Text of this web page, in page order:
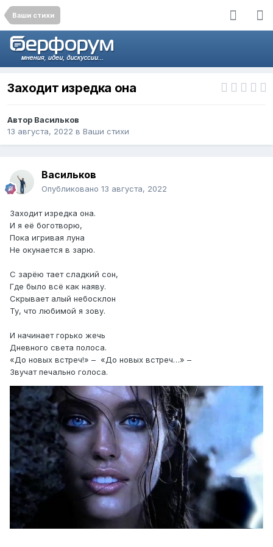
Ваши стихи
Заходит изредка она
Автор Васильков
13 августа, 2022 в Ваши стихи
Васильков
Опубликовано 13 августа, 2022
Заходит изредка она.
И я её боготворю,
Пока игривая луна
Не окунается в зарю.
С зарёю тает сладкий сон,
Где было всё как наяву.
Скрывает алый небосклон
Ту, что любимой я зову.
И начинает горько жечь
Дневного света полоса.
«До новых встреч!» – «До новых встреч…» –
Звучат печально голоса.